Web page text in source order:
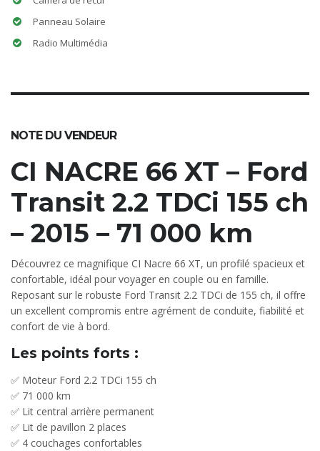
Panneau Solaire
Radio Multimédia
NOTE DU VENDEUR
CI NACRE 66 XT – Ford
Transit 2.2 TDCi 155 ch
– 2015 – 71 000 km
Découvrez ce magnifique CI Nacre 66 XT, un profilé spacieux et
confortable, idéal pour voyager en couple ou en famille.
Reposant sur le robuste Ford Transit 2.2 TDCi de 155 ch, il offre
un excellent compromis entre agrément de conduite, fiabilité et
confort de vie à bord.
Les points forts :
✅ Moteur Ford 2.2 TDCi 155 ch
✅ 71 000 km
✅ Lit central arrière permanent
✅ Lit de pavillon 2 places
✅ 4 couchages confortables